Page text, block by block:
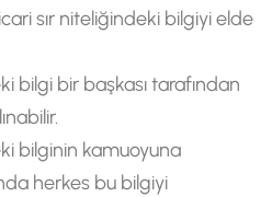
sır niteliğindeki bilgiyi elde
bilgi bir başkası tarafından
bilginin kamuoyuna
herkes bu bilgiyi